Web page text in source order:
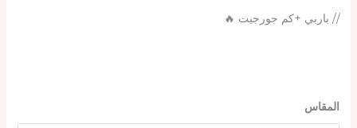
// باربي +كم جورجيت 🔥
المقاس